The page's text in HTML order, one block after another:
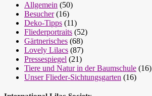
Allgemein (50)
Besucher(16)
Deko-Tipps (11)
Fliederportraits (52)
Gärtnerisches (68)
Lovely Lilacs (87)
Pressespiegel (21)
Tiere und Natur in der Baumschule (16)
Unser Flieder-Sichtungsgarten (16)